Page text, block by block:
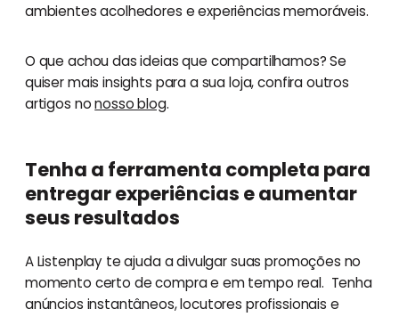
ambientes acolhedores e experiências memoráveis.
O que achou das ideias que compartilhamos? Se
quiser mais insights para a sua loja, confira outros
artigos nonosso blog.
Tenha a ferramenta completa para
entregar experiências e aumentar
seus resultados
A Listenplay te ajuda a divulgar suas promoções no
momento certo de compra e em tempo real. Tenha
anúncios instantâneos, locutores profissionais e